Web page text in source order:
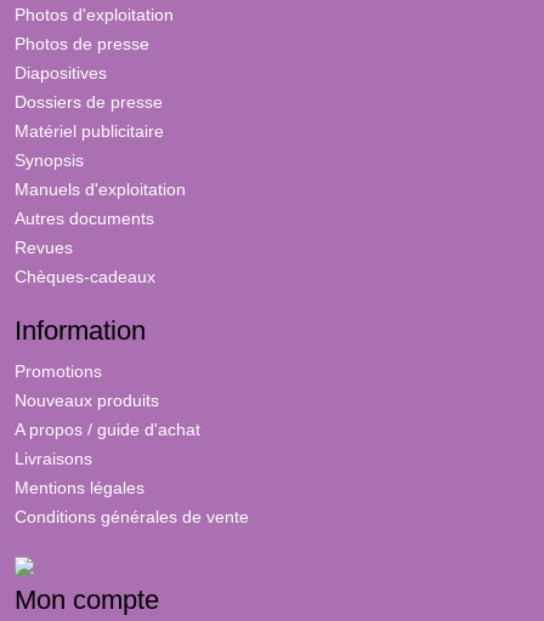
Photos d'exploitation
Photos de presse
Diapositives
Dossiers de presse
Matériel publicitaire
Synopsis
Manuels d'exploitation
Autres documents
Revues
Chèques-cadeaux
Information
Promotions
Nouveaux produits
A propos / guide d'achat
Livraisons
Mentions légales
Conditions générales de vente
Mon compte